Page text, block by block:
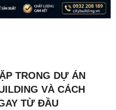
TRONG DỰ ÁN
VÀ CÁCH
TỪ ĐẦU